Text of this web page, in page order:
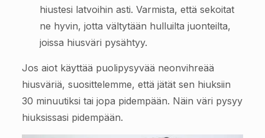
hiustesi latvoihin asti. Varmista, että sekoitat
ne hyvin, jotta vältytään hulluilta juonteilta,
joissa hiusväri pysähtyy.
Jos aiot käyttää puolipysyvää neonvihreää
hiusväriä, suosittelemme, että jätät sen hiuksiin
30 minuutiksi tai jopa pidempään. Näin väri pysyy
hiuksissasi pidempään.